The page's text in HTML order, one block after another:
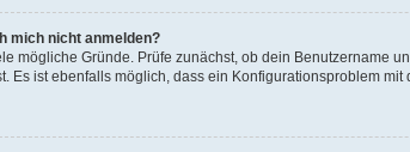
mich nicht anmelden?
mögliche Gründe. Prüfe zunächst, ob dein Benutzername
Es ist ebenfalls möglich, dass ein Konfigurationsproblem